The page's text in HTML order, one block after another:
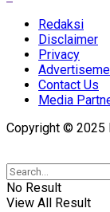
Redaksi
Disclaimer
Privacy
Contact Us
Media
Copyright © 2025
No Result
View All Result